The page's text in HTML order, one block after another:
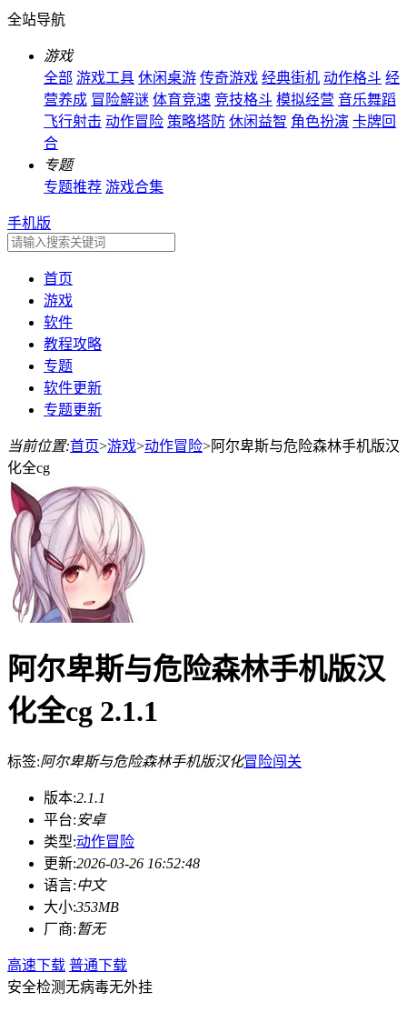
全站导航
游戏
全部 游戏工具 休闲桌游 传奇游戏 经典街机 动作格斗 经
营养成 冒险解谜 体育竞速 竞技格斗 模拟经营 音乐舞蹈
飞行射击 动作冒险 策略塔防 休闲益智 角色扮演 卡牌回
合
专题
专题推荐 游戏合集
手机版
首页
游戏
软件
教程攻略
专题
软件更新
专题更新
当前位置:首页>游戏>动作冒险>阿尔卑斯与危险森林手机版汉
化全cg
阿尔卑斯与危险森林手机版汉
化全cg 2.1.1
标签:阿尔卑斯与危险森林手机版汉化冒险闯关
版本:2.1.1
平台:安卓
类型:动作冒险
更新:2026-03-26 16:52:48
语言:中文
大小:353MB
厂商:暂无
高速下载 普通下载
安全检测无病毒无外挂